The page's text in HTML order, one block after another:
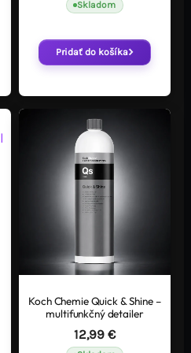
Skladom
Pridať do košíka
Koch Chemie Quick & Shine –
multifunkčný detailer
12,99 €